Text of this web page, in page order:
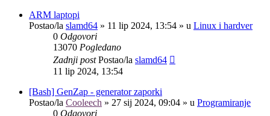
ARM laptopi
Postao/la slamd64 » 11 lip 2024, 13:54 » u Linux i hardver
0 Odgovori
13070 Pogledano
Zadnji postPostao/la slamd64
11 lip 2024, 13:54
[Bash] GenZap - generator zaporki
Postao/la Cooleech » 27 sij 2024, 09:04 » u Programiranje
0 Odgovori